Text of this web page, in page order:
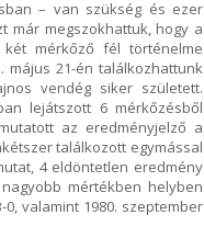
– van szükség és ezer
már megszokhattuk, hogy a
mérkőző fél történelme
május 21-én találkozhattunk
vendég siker született.
lejátszott 6 mérkőzésből
az eredményjelző a
találkozott egymással
4 eldöntetlen eredmény
mértékben helyben
0, valamint 1980. szeptember